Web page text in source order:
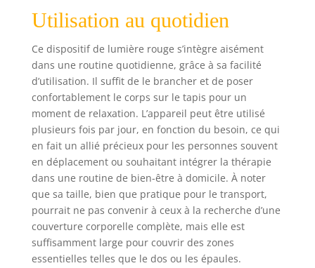
abordables, tous
les avantages du
tapis de thérapie
par la lumière
rouge peuvent
maintenant être
atteints à la
maison en
quelques minutes
par jour. Tout
comme nous avons
besoin de
nutriments
provenant de la
nourriture et de
l'eau, notre corps a
Utilisation au quotidien
Ce dispositif de lumière rouge s’intègre aisément
dans une routine quotidienne, grâce à sa facilité
d’utilisation. Il suffit de le brancher et de poser
confortablement le corps sur le tapis pour un
moment de relaxation. L’appareil peut être utilisé
plusieurs fois par jour, en fonction du besoin, ce qui
en fait un allié précieux pour les personnes souvent
en déplacement ou souhaitant intégrer la thérapie
dans une routine de bien-être à domicile. À noter
que sa taille, bien que pratique pour le transport,
pourrait ne pas convenir à ceux à la recherche d’une
couverture corporelle complète, mais elle est
suffisamment large pour couvrir des zones
essentielles telles que le dos ou les épaules.